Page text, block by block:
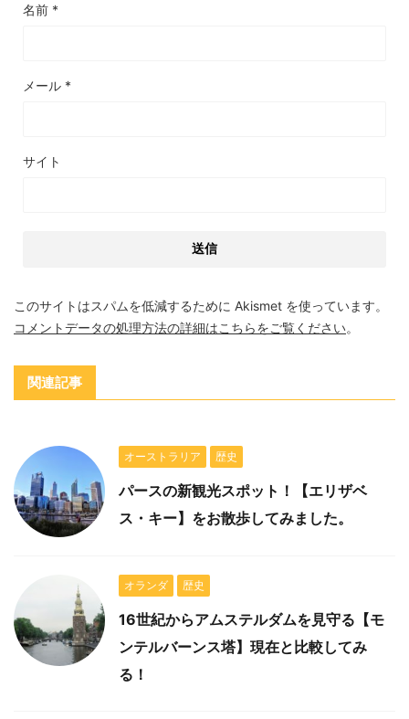
名前 *
メール *
サイト
このサイトはスパムを低減するために Akismet を使っています。
コメントデータの処理方法の詳細はこちらをご覧ください。
関連記事
オーストラリア 歴史
パースの新観光スポット！【エリザベ
ス・キー】をお散歩してみました。
オランダ 歴史
16世紀からアムステルダムを見守る【モ
ンテルバーンス塔】現在と比較してみ
る！